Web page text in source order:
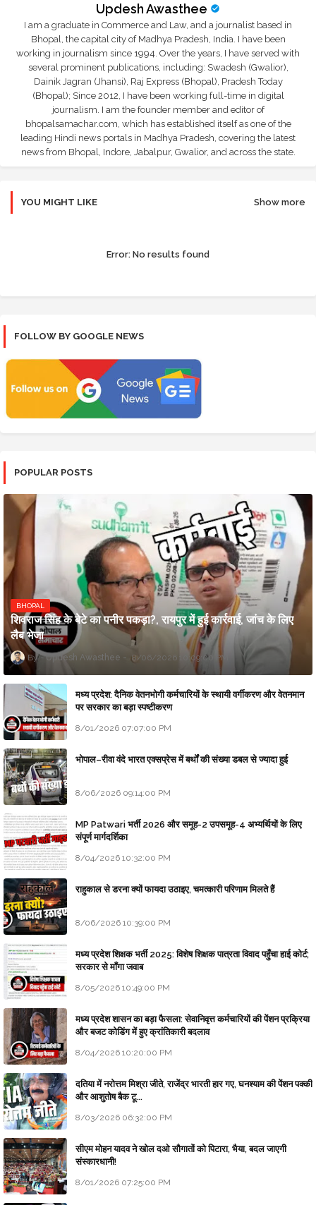
Updesh Awasthee
I am a graduate in Commerce and Law, and a journalist based in
Bhopal, the capital city of Madhya Pradesh, India. I have been
working in journalism since 1994. Over the years, I have served with
several prominent publications, including: Swadesh (Gwalior),
Dainik Jagran (Jhansi), Raj Express (Bhopal), Pradesh Today
(Bhopal); Since 2012, I have been working full-time in digital
journalism. I am the founder member and editor of
bhopalsamachar.com, which has established itself as one of the
leading Hindi news portals in Madhya Pradesh, covering the latest
news from Bhopal, Indore, Jabalpur, Gwalior, and across the state.
YOU MIGHT LIKE Show more
Error: No results found
FOLLOW BY GOOGLE NEWS
POPULAR POSTS
BHOPAL
शिवराज सिंह के बेटे का पनीर पकड़ा?, रायपुर में हुई कार्रवाई, जांच के लिए
लैब भेजा
Updesh Awasthee 8/06/2026 10:09:00 PM
मध्य प्रदेश: दैनिक वेतनभोगी कर्मचारियों के स्थायी वर्गीकरण और वेतनमान
पर सरकार का बड़ा स्पष्टीकरण
8/01/2026 07:07:00 PM
भोपाल–रीवा वंदे भारत एक्सप्रेस में बर्थों की संख्या डबल से ज्यादा हुई
8/06/2026 09:14:00 PM
MP Patwari भर्ती 2026 और समूह-2 उपसमूह-4 अभ्यर्थियों के लिए
संपूर्ण मार्गदर्शिका
8/04/2026 10:32:00 PM
राहुकाल से डरना क्यों फायदा उठाइए, चमत्कारी परिणाम मिलते हैं
8/06/2026 10:39:00 PM
मध्य प्रदेश शिक्षक भर्ती 2025: विशेष शिक्षक पात्रता विवाद पहुँचा हाई कोर्ट;
सरकार से माँगा जवाब
8/05/2026 10:49:00 PM
मध्य प्रदेश शासन का बड़ा फैसला: सेवानिवृत्त कर्मचारियों की पेंशन प्रक्रिया
और बजट कोडिंग में हुए क्रांतिकारी बदलाव
8/04/2026 10:20:00 PM
दतिया में नरोत्तम मिश्रा जीते, राजेंद्र भारती हार गए, घनश्याम की पेंशन पक्की
और आशुतोष बैक टू...
8/03/2026 06:32:00 PM
सीएम मोहन यादव ने खोल दओ सौगातों को पिटारा, भैया, बदल जाएगी
संस्कारधानी!
8/01/2026 07:25:00 PM